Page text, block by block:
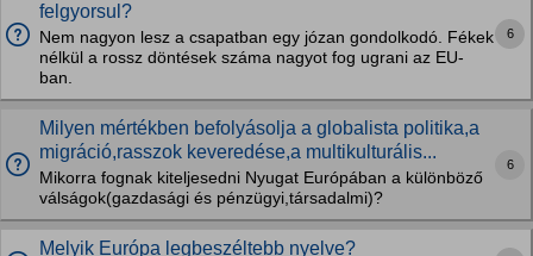
felgyorsul?
Nem nagyon lesz a csapatban egy józan gondolkodó. Fékek
nélkül a rossz döntések száma nagyot fog ugrani az EU-
ban.
6
Milyen mértékben befolyásolja a globalista politika,a
migráció,rasszok keveredése,a multikulturális...
Mikorra fognak kiteljesedni Nyugat Európában a különböző
válságok(gazdasági és pénzügyi,társadalmi)?
6
Melyik Európa legbeszéltebb nyelve?